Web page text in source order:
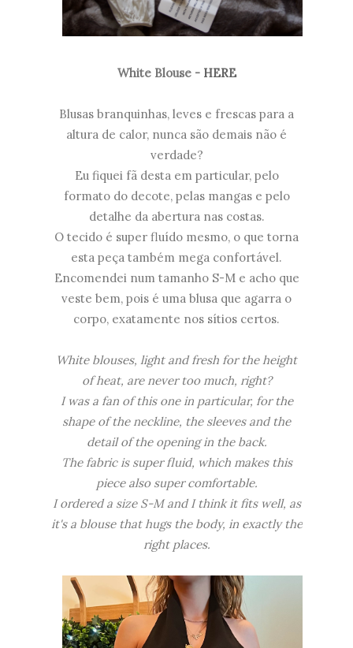
White Blouse - HERE
Blusas branquinhas, leves e frescas para a
altura de calor, nunca são demais não é
verdade?
Eu fiquei fã desta em particular, pelo
formato do decote, pelas mangas e pelo
detalhe da abertura nas costas.
O tecido é super fluído mesmo, o que torna
esta peça também mega confortável.
Encomendei num tamanho S-M e acho que
veste bem, pois é uma blusa que agarra o
corpo, exatamente nos sítios certos.
White blouses, light and fresh for the height
of heat, are never too much, right?
I was a fan of this one in particular, for the
shape of the neckline, the sleeves and the
detail of the opening in the back.
The fabric is super fluid, which makes this
piece also super comfortable.
I ordered a size S-M and I think it fits well, as
it's a blouse that hugs the body, in exactly the
right places.